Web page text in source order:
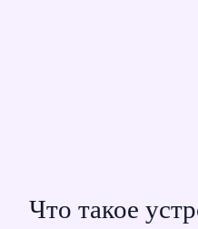
Что такое